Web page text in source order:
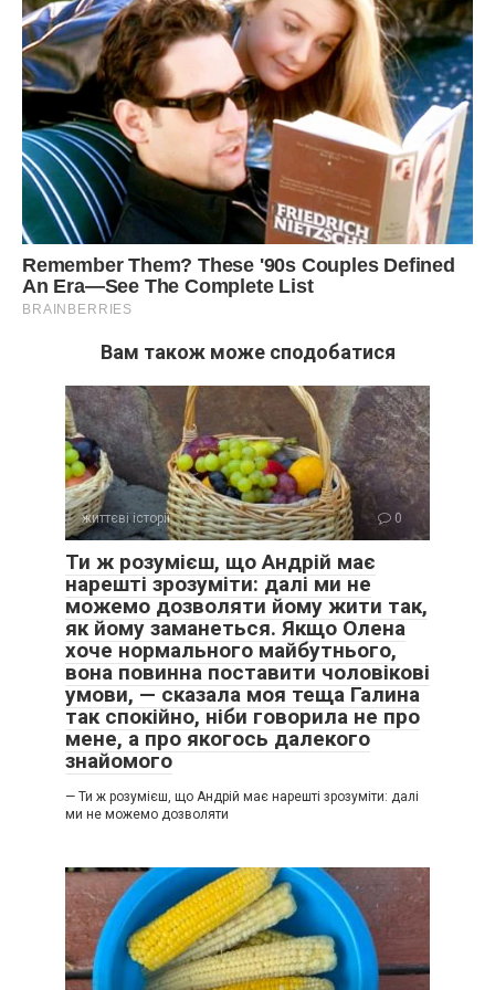
Вам також може сподобатися
життєві історії 0
Ти ж розумієш, що Андрій має
нарешті зрозуміти: далі ми не
можемо дозволяти йому жити так,
як йому заманеться. Якщо Олена
хоче нормального майбутнього,
вона повинна поставити чоловікові
умови, — сказала моя теща Галина
так спокійно, ніби говорила не про
мене, а про якогось далекого
знайомого
— Ти ж розумієш, що Андрій має нарешті зрозуміти: далі
ми не можемо дозволяти